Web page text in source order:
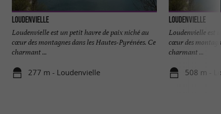
Loudenvielle
Loudenvielle est un petit havre de paix niché au
cœur des montagnes dans les Hautes-Pyrénées. Ce
charmant ...
277 m - Loudenvielle
Loudenvielle
Loudenvielle est
cœur des
charmant ...
508 m -